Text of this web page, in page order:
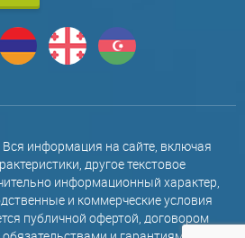
информация на сайте, включая
другое текстовое
информационный характер,
и коммерческие условия
публичной офертой, договором